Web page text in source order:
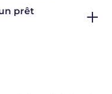
prêt